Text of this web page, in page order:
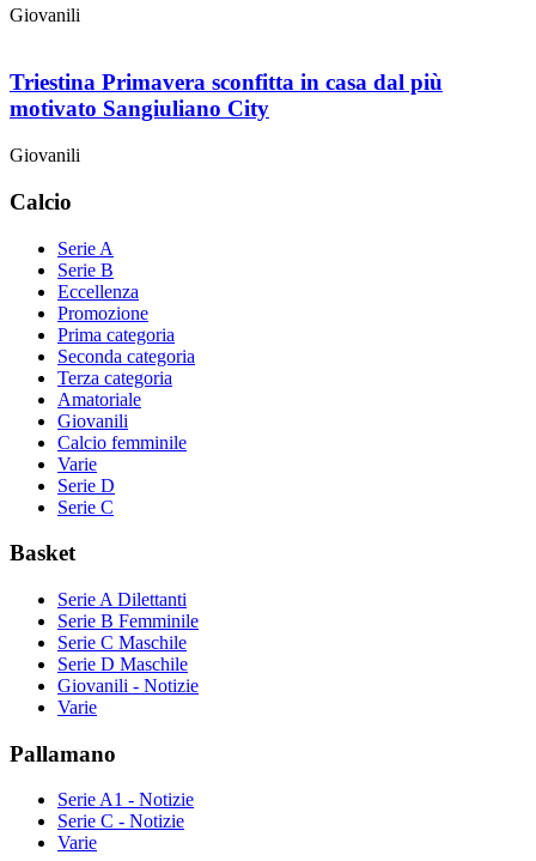
Giovanili
Triestina Primavera sconfitta in casa dal più
motivato Sangiuliano City
Giovanili
Calcio
Serie A
Serie B
Eccellenza
Promozione
Prima categoria
Seconda categoria
Terza categoria
Amatoriale
Giovanili
Calcio femminile
Varie
Serie D
Serie C
Basket
Serie A Dilettanti
Serie B Femminile
Serie C Maschile
Serie D Maschile
Giovanili - Notizie
Varie
Pallamano
Serie A1 - Notizie
Serie C - Notizie
Varie